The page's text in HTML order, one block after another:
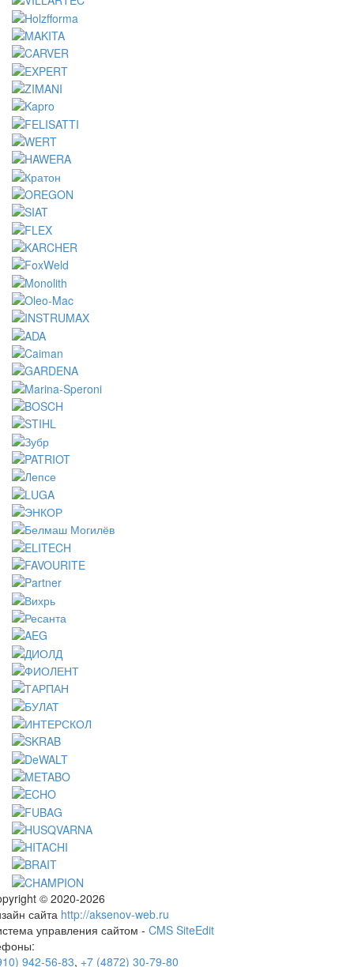
© 2020-2026
сайта http://aksenov-web.ru
управления сайтом - CMS SiteEdit
942-56-83, +7 (4872) 30-79-80